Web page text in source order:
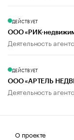
ДЕЙСТВУЕТ
ООО «РИК-
Деятельность
ДЕЙСТВУЕТ
ООО «АРТЕЛЬ
Деятельность
О проекте